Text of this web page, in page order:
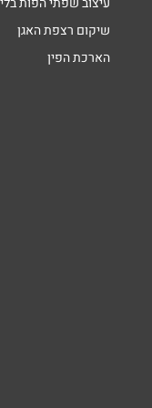
שיקום רצפת האגן
הארכת הפין